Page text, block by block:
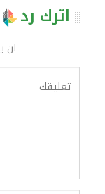
اترك رد
لن